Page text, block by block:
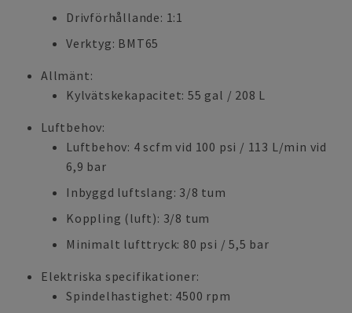
Drivförhållande: 1:1
Verktyg: BMT65
Allmänt:
Kylvätskekapacitet: 55 gal / 208 L
Luftbehov:
Luftbehov: 4 scfm vid 100 psi / 113 L/min vid
6,9 bar
Inbyggd luftslang: 3/8 tum
Koppling (luft): 3/8 tum
Minimalt lufttryck: 80 psi / 5,5 bar
Elektriska specifikationer:
Spindelhastighet: 4500 rpm